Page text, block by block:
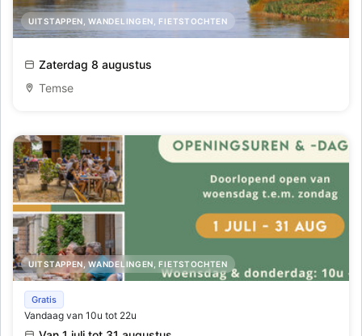
UITSTAPPEN, WANDELINGEN, FIETSTOCHTEN
Dagtocht vanuit Temse, Sint-Amands en Dendermonde
naar Schellebelle en terug.
Zaterdag 8 augustus
Temse
UITSTAPPEN, WANDELINGEN, FIETSTOCHTEN
Zomerbar Koetshuis
Gratis
Vandaag van 10u tot 22u